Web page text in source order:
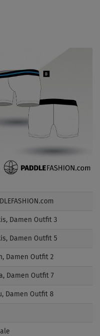
Damen Outfit 3
Damen Outfit 5
Damen Outfit 2
Damen Outfit 7
Damen Outfit 8